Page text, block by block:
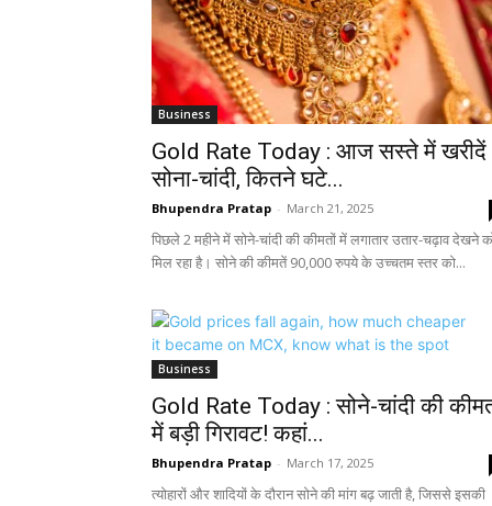
Business
Gold Rate Today : आज सस्ते में खरीदें
सोना-चांदी, कितने घटे...
Bhupendra Pratap - March 21, 2025
पिछले 2 महीने में सोने-चांदी की कीमतों में लगातार उतार-चढ़ाव देखने
मिल रहा है। सोने की कीमतें 90,000 रुपये के उच्चतम स्तर को...
Business
Gold Rate Today : सोने-चांदी की
में बड़ी गिरावट! कहां...
Bhupendra Pratap - March 17, 2025
त्योहारों और शादियों के दौरान सोने की मांग बढ़ जाती है, जिससे इसकी